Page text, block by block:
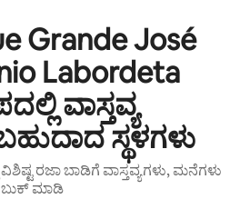
Grande José
Labordeta
ವಾಸ್ತವ್ಯ
ಸ್ಥಳಗಳು
ರಜಾ ಬಾಡಿಗೆ ವಾಸ್ತವ್ಯಗಳು, ಮನೆಗಳು
ಬುಕ್ ಮಾಡಿ